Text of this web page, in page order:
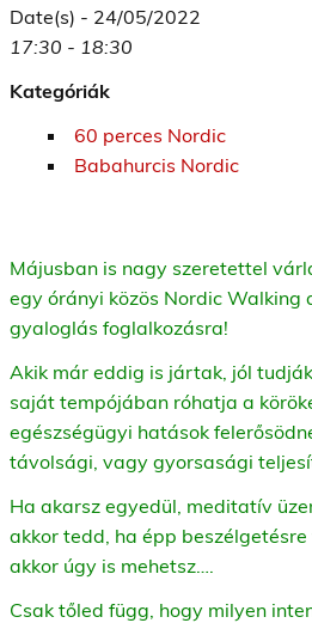
Date(s) - 24/05/2022
17:30 - 18:30
Kategóriák
60 perces Nordic
Babahurcis Nordic
Májusban is nagy szeretettel
egy órányi közös Nordic Walking
gyaloglás foglalkozásra!
Akik már eddig is jártak, jól
saját tempójában róhatja a
egészségügyi hatások
távolsági, vagy gyorsasági
Ha akarsz egyedül, meditatív
akkor tedd, ha épp
akkor úgy is mehetsz….
Csak tőled függ, hogy milyen